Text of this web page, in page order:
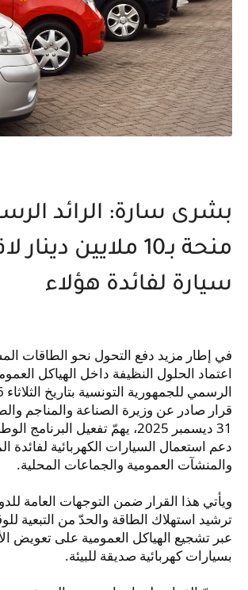
بشرى سارة: الرائد
منحة بـ10 ملايين
سيارة لفائدة هؤلاء
في إطار مزيد دفع التحول نحو الطاقات
اعتماد الحلول النظيفة داخل الهياكل
قرار صادر عن وزيرة الصناعة والمناجم
31 ديسمبر 2025، يهمّ تفعيل
دعم استعمال السيارات الكهربائية
والمنشآت العمومية والجماعات المحلية.
ويأتي هذا القرار ضمن التوجهات العامة
ترشيد استهلاك الطاقة والحدّ من التبعية
عبر تشجيع الهياكل العمومية على تعويض
بسيارات كهربائية صديقة للبيئة.